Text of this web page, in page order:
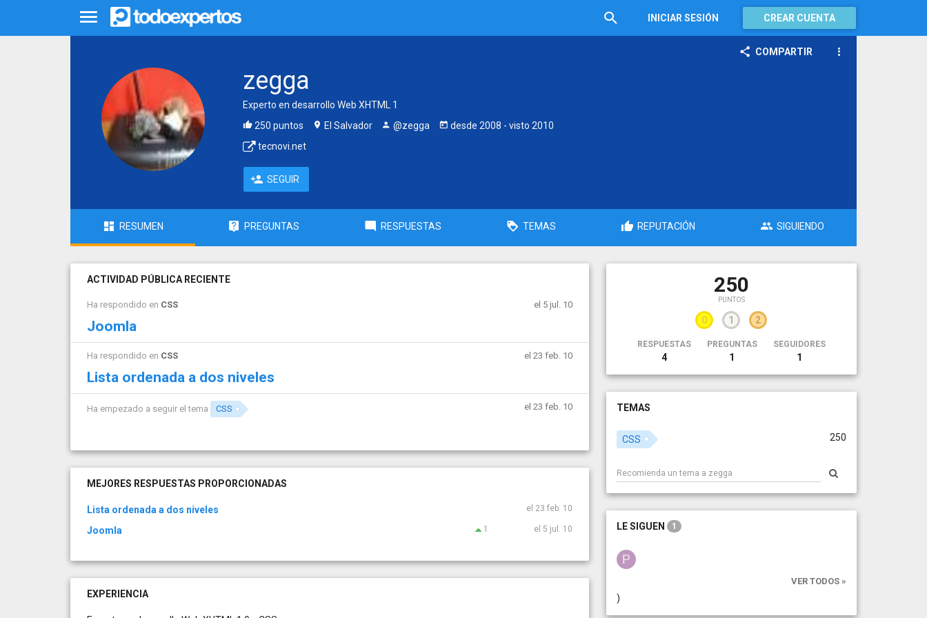
INICIAR SESIÓN CREAR CUENTA
COMPARTIR
zegga
Experto en desarrollo Web XHTML 1
250 puntos
El Salvador @zegga desde 2008 - visto 2010
tecnovi.net
SEGUIR
RESUMEN PREGUNTAS RESPUESTAS TEMAS REPUTACIÓN SIGUIENDO
ACTIVIDAD PÚBLICA RECIENTE
Ha respondido en CSS el 5 jul. 10
Joomla
Ha respondido en CSS el 23 feb. 10
Lista ordenada a dos niveles
Ha empezado a seguir el tema CSS el 23 feb. 10
MEJORES RESPUESTAS PROPORCIONADAS
Lista ordenada a dos niveles el 23 feb. 10
Joomla 1 el 5 jul. 10
EXPERIENCIA
250
PUNTOS
0 1 2
RESPUESTAS
4
PREGUNTAS
1
SEGUIDORES
1
TEMAS
250
CSS
LE SIGUEN 1
VER TODOS »
)